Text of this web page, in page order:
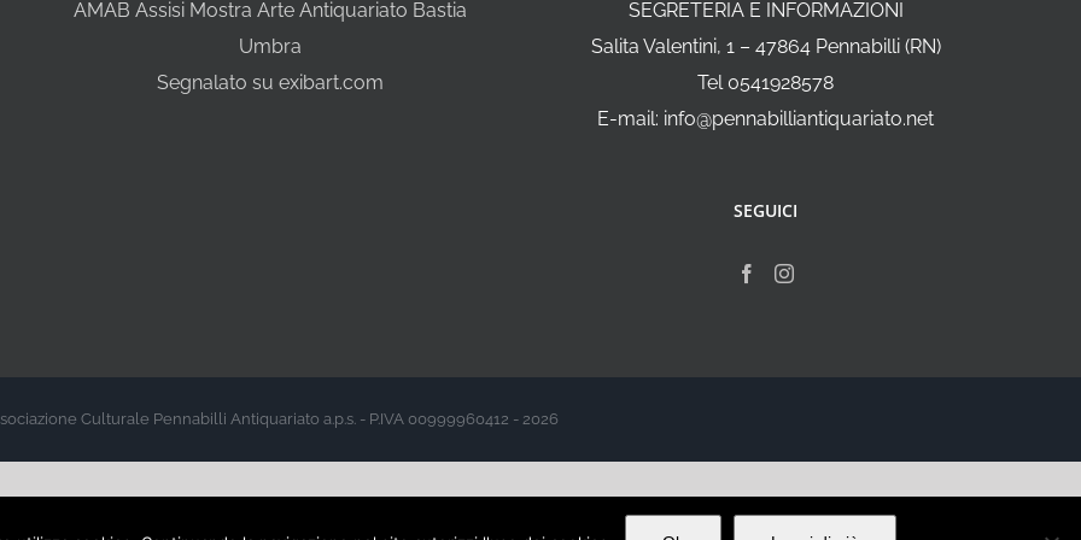
AMAB Assisi Mostra Arte Antiquariato Bastia
Umbra
Segnalato su exibart.com
SEGRETERIA E INFORMAZIONI
Salita Valentini, 1 – 47864 Pennabilli (RN)
Tel 0541928578
E-mail: info@pennabilliantiquariato.net
SEGUICI
Culturale Pennabilli Antiquariato a.p.s. - P.IVA 00999960412 - 2026